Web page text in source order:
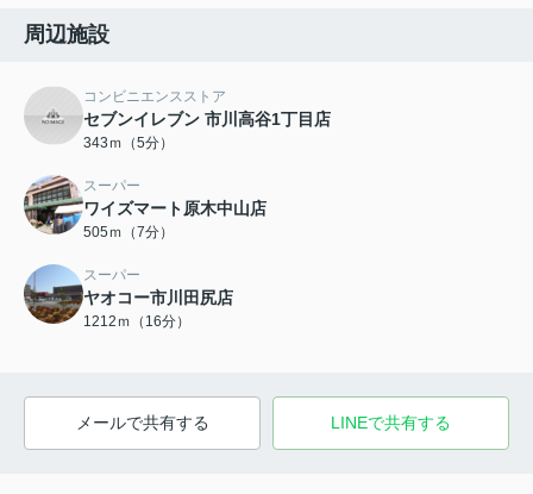
周辺施設
コンビニエンスストア
セブンイレブン 市川高谷1丁目店
343ｍ（5分）
スーパー
ワイズマート原木中山店
505ｍ（7分）
スーパー
ヤオコー市川田尻店
1212ｍ（16分）
メールで共有する LINEで共有する